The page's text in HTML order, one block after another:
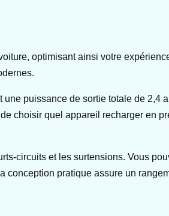
optimisant ainsi votre
puissance de sortie totale de 2,4
choisir quel appareil recharger en
circuits et les surtensions. Vous
conception pratique assure un